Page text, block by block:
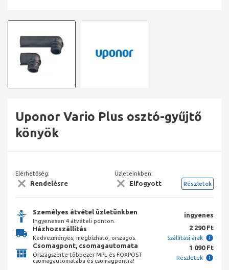
Uponor Vario Plus osztó-gyűjtő
könyök
Elérhetőség:
Rendelésre
Üzleteinkben:
Elfogyott Részletek
Személyes átvétel üzletünkben
Ingyenesen 4 átvételi ponton.
ingyenes
Házhozszállítás
Kedvezményes, megbízható, országos.
2 290 Ft
Szállítási árak
Csomagpont, csomagautomata
Országszerte többezer MPL és FOXPOST
csomagautomatába és csomagpontra!
1 090 Ft
Részletek